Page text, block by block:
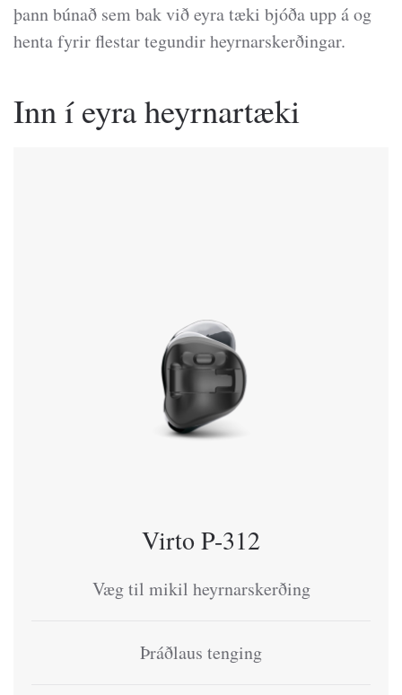
þann búnað sem bak við eyra tæki bjóða upp á og
henta fyrir flestar tegundir heyrnarskerðingar.
Inn í eyra heyrnartæki
Virto P-312
Væg til mikil heyrnarskerðing
Þráðlaus tenging